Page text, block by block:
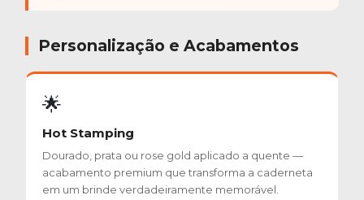
Personalização e Acabamentos
🌟
Hot Stamping
Dourado, prata ou rose gold aplicado a quente —
acabamento premium que transforma a caderneta
em um brinde verdadeiramente memorável.